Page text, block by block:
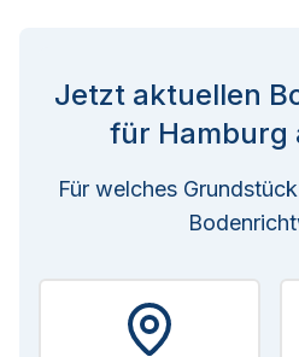
Jetzt aktuellen
für Hamburg
Für welches